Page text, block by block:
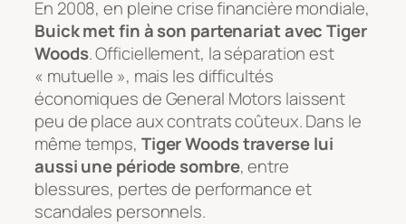
En 2008, en pleine crise financière mondiale,
Buick met fin à son partenariat avec Tiger
Woods. Officiellement, la séparation est
« mutuelle », mais les difficultés
économiques de General Motors laissent
peu de place aux contrats coûteux. Dans le
même temps, Tiger Woods traverse lui
aussi une période sombre, entre
blessures, pertes de performance et
scandales personnels.